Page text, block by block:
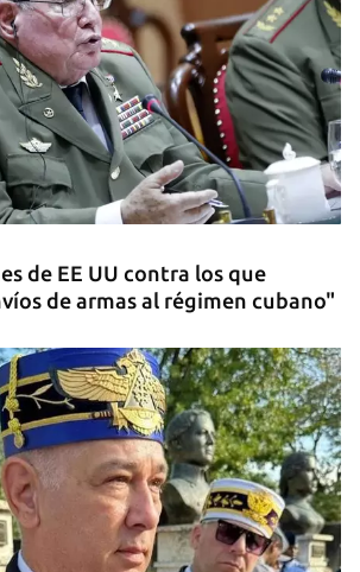
castrista expulsado de
bajo custodia del ICE
de EE UU contra los que
de armas al régimen cubano"